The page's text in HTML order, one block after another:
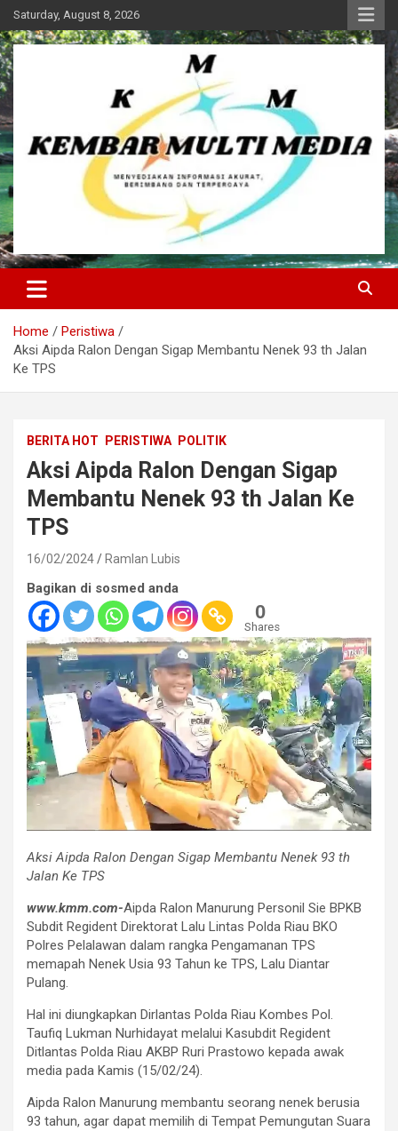
Skip
to
content
Saturday, August 8, 2026
Kembar Multi Media
Home
Peristiwa
Aksi Aipda Ralon Dengan Sigap Membantu Nenek 93 th Jalan
Ke TPS
BERITA HOT PERISTIWA POLITIK
Aksi Aipda Ralon Dengan Sigap
Membantu Nenek 93 th Jalan Ke
TPS
16/02/2024 Ramlan Lubis
Bagikan di sosmed anda
0
Shares
Aksi Aipda Ralon Dengan Sigap Membantu Nenek 93 th
Jalan Ke TPS
www.kmm.com-Aipda Ralon Manurung Personil Sie BPKB
Subdit Regident Direktorat Lalu Lintas Polda Riau BKO
Polres Pelalawan dalam rangka Pengamanan TPS
memapah Nenek Usia 93 Tahun ke TPS, Lalu Diantar
Pulang.
Hal ini diungkapkan Dirlantas Polda Riau Kombes Pol.
Taufiq Lukman Nurhidayat melalui Kasubdit Regident
Ditlantas Polda Riau AKBP Ruri Prastowo kepada awak
media pada Kamis (15/02/24).
Aipda Ralon Manurung membantu seorang nenek berusia
93 tahun, agar dapat memilih di Tempat Pemungutan Suara